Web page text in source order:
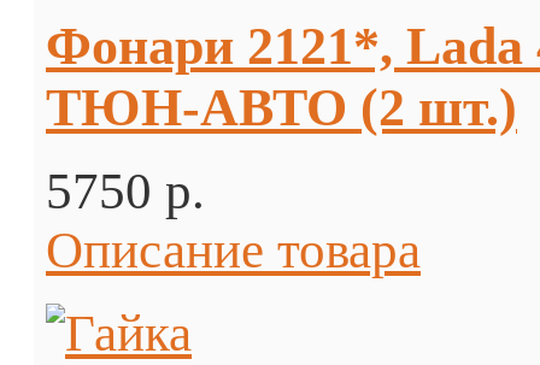
Фонари 2121*, Lada
ТЮН-АВТО (2 шт.)
5750 p.
Описание товара